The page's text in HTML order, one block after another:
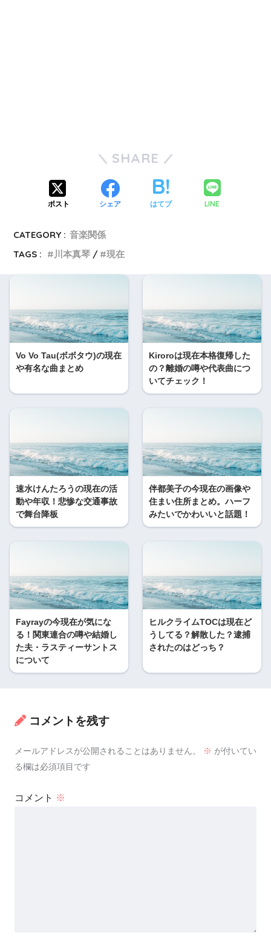
SHARE
ポスト シェア はてブ LINE
CATEGORY : 音楽関係
TAGS :
川本真琴 現在
Vo Vo Tau(ボボタウ)の現在
や有名な曲まとめ
Kiroroは現在本格復帰した
の？離婚の噂や代表曲につ
いてチェック！
速水けんたろうの現在の活
動や年収！悲惨な交通事故
で舞台降板
伴都美子の今現在の画像や
住まい住所まとめ。ハーフ
みたいでかわいいと話題！
Fayrayの今現在が気にな
る！関東連合の噂や結婚し
た夫・ラスティーサントス
について
ヒルクライムTOCは現在ど
うしてる？解散した？逮捕
されたのはどっち？
コメントを残す
メールアドレスが公開されることはありません。 ※ が付いてい
る欄は必須項目です
コメント ※